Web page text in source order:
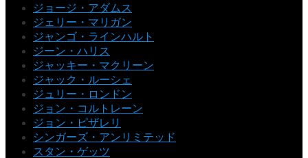
ジョージ・アダムス
ジェリー・マリガン
ジャンゴ・ラインハルト
ジーン・ハリス
ジャッキー・マクリーン
ジャック・ルーシェ
ジュリー・ロンドン
ジョン・コルトレーン
ジョン・ピザレリ
シンガーズ・アンリミテッド
スタン・ゲッツ